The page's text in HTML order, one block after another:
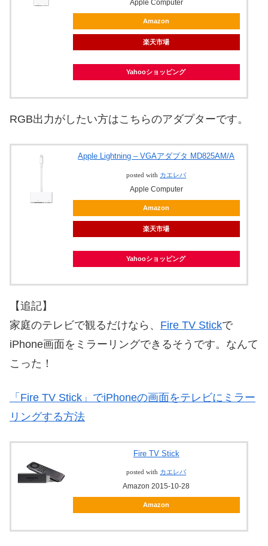
Apple Computer
Amazon
楽天市場
Yahooショッピング
RGB出力がしたい方はこちらのアダプターです。
Apple Lightning – VGAアダプタ MD825AM/A
posted with カエレバ
Apple Computer
Amazon
楽天市場
Yahooショッピング
【追記】
家庭のテレビで観るだけなら、 Fire TV Stickで
iPhone画面をミラーリングできるそうです。なんて
こった！
「Fire TV Stick」でiPhoneの画面をテレビにミラー
リングする方法
Fire TV Stick
posted with カエレバ
Amazon 2015-10-28
Amazon